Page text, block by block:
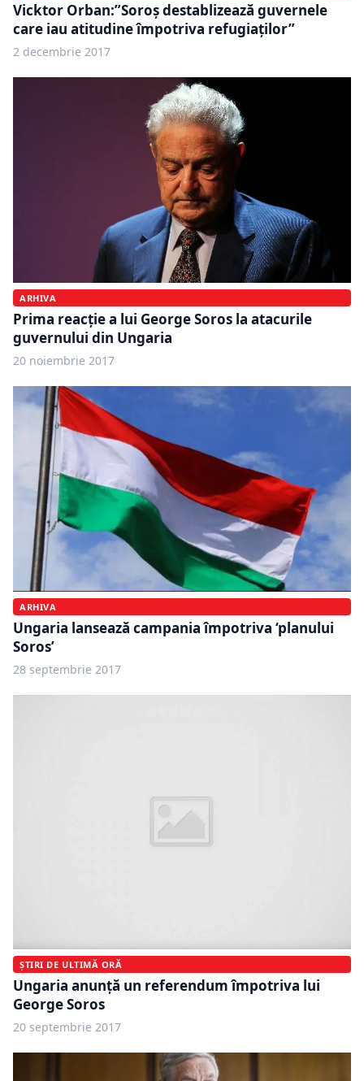
Vicktor Orban:”Soroș destablizează guvernele
care iau atitudine împotriva refugiaților”
2 decembrie 2017
ARHIVA
Prima reacție a lui George Soros la atacurile
guvernului din Ungaria
20 noiembrie 2017
ARHIVA
Ungaria lansează campania împotriva ‘planului
Soros’
28 septembrie 2017
ȘTIRI DE ULTIMĂ ORĂ
Ungaria anunţă un referendum împotriva lui
George Soros
20 septembrie 2017